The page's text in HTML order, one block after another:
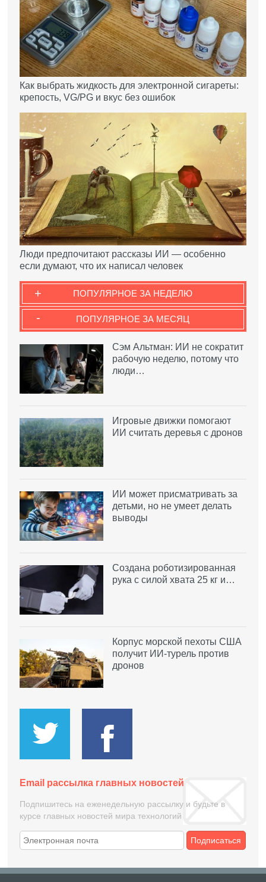
Как выбрать жидкость для электронной сигареты:
крепость, VG/PG и вкус без ошибок
Люди предпочитают рассказы ИИ — особенно
если думают, что их написал человек
ПОПУЛЯРНОЕ ЗА НЕДЕЛЮ
+
ПОПУЛЯРНОЕ ЗА МЕСЯЦ
-
Сэм Альтман: ИИ не сократит
рабочую неделю, потому что
люди…
Игровые движки помогают
ИИ считать деревья с дронов
ИИ может присматривать за
детьми, но не умеет делать
выводы
Создана роботизированная
рука с силой хвата 25 кг и…
Корпус морской пехоты США
получит ИИ-турель против
дронов
Email рассылка главных новостей
Подпишитесь на еженедельную рассылку и будьте в
курсе главных новостей мира технологий
Подписаться